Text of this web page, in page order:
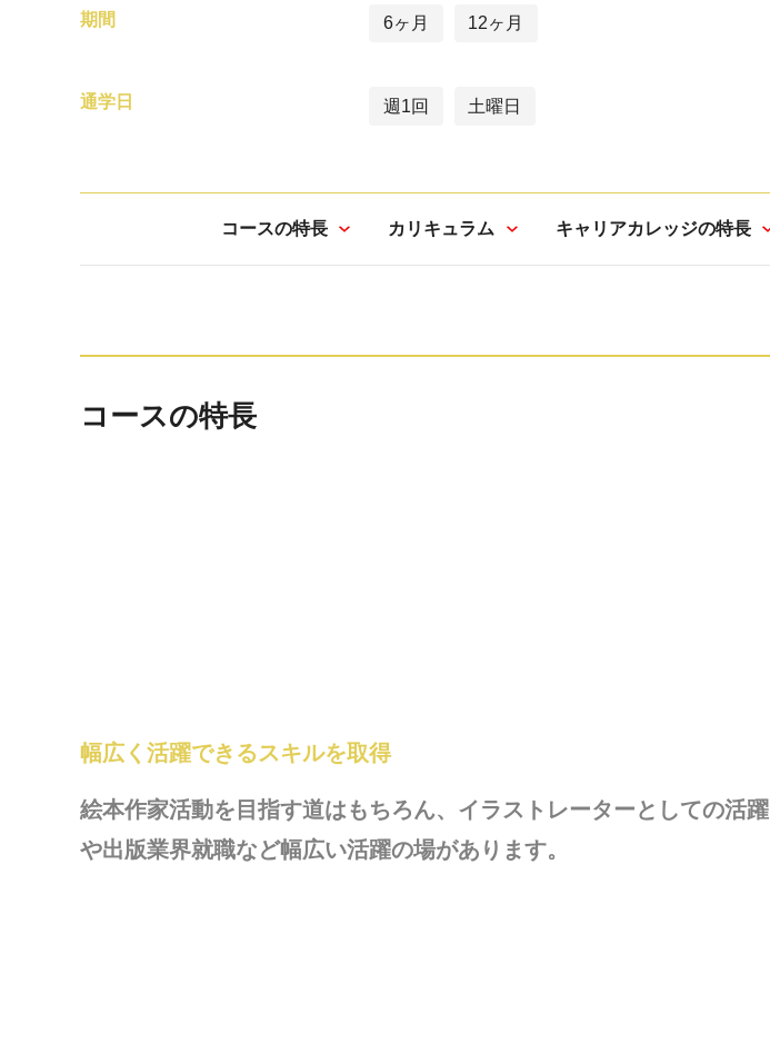
期間 6ヶ月 12ヶ月
通学日 週1回 土曜日
コースの特長 カリキュラム キャリアカレッジの特長
コースの特長
幅広く活躍できるスキルを取得
絵本作家活動を目指す道はもちろん、イラストレーターとしての活躍
や出版業界就職など幅広い活躍の場があります。